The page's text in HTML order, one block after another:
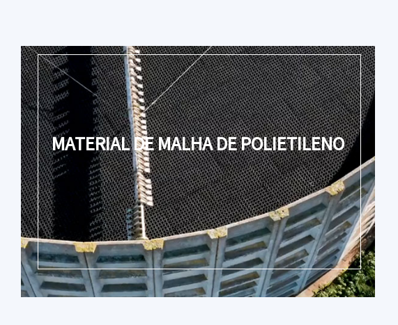
MATERIAL DE MALHA DE POLIETILENO